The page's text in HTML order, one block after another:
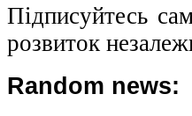
Підписуйтесь
розвиток
Random news: